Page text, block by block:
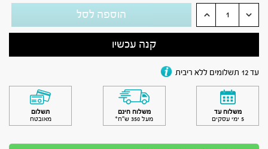
הוספה לסל
קנה עכשיו
עד 12 תשלומים ללא ריבית
משלוח עד
5 ימי עסקים
משלוח חינם
מעל 350 ש״ח*
תשלום
מאובטח